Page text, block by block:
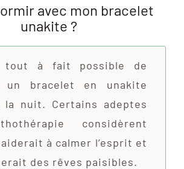
avec mon bracelet
unakite ?
à fait possible de
un bracelet en unakite
la nuit. Certains adeptes
considèrent
aiderait à calmer l’esprit et
des rêves paisibles.